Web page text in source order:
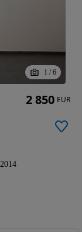
1 / 6
2014
2 850 EUR